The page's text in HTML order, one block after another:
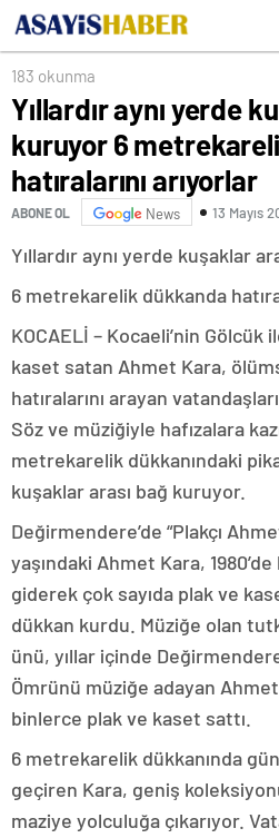
arıyorlar
183 okunma
Yıllardır aynı yerde
kuruyor 6
hatıralarını arıyorlar
ABONE OL News 13 Mayıs
Yıllardır aynı yerde kuşaklar
6 metrekarelik dükkanda
KOCAELİ – Kocaeli’nin Gölcük
kaset satan Ahmet Kara,
hatıralarını arayan
Söz ve müziğiyle hafızalara
metrekarelik dükkanındaki
kuşaklar arası bağ kuruyor.
Değirmendere’de “Plakçı
yaşındaki Ahmet Kara,
giderek çok sayıda plak ve
dükkan kurdu. Müziğe olan
ünü, yıllar içinde
Ömrünü müziğe adayan
binlerce plak ve kaset sattı.
6 metrekarelik dükkanında
geçiren Kara, geniş
maziye yolculuğa çıkarıyor.